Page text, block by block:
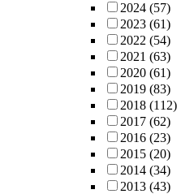
2024 (57)
2023 (61)
2022 (54)
2021 (63)
2020 (61)
2019 (83)
2018 (112)
2017 (62)
2016 (23)
2015 (20)
2014 (34)
2013 (43)